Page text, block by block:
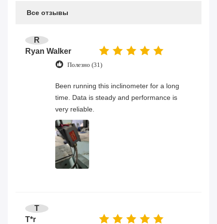
Все отзывы
R
Ryan Walker
Полезно (31)
Been running this inclinometer for a long
time. Data is steady and performance is
very reliable.
T
T*r